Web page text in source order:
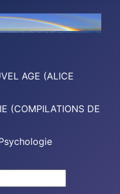
AGE (ALICE
(COMPILATIONS DE